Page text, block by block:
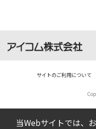
サイトのご利用について
当Webサイトでは、